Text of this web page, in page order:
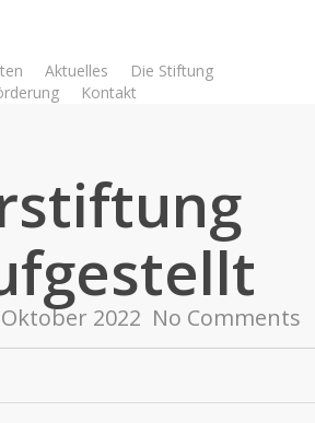
Aktuelles
Die Stiftung
Kontakt
2022 No Comments